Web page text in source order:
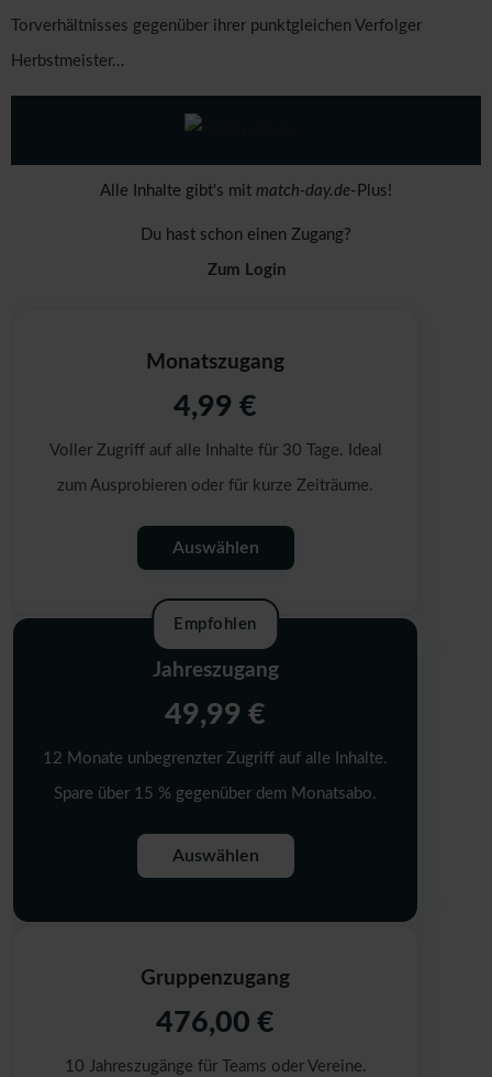
Torverhältnisses gegenüber ihrer punktgleichen Verfolger
Herbstmeister…
Alle Inhalte gibt's mit match-day.de-Plus!
Du hast schon einen Zugang?
Zum Login
Monatszugang
4,99 €
Voller Zugriff auf alle Inhalte für 30 Tage. Ideal
zum Ausprobieren oder für kurze Zeiträume.
Auswählen
Empfohlen
Jahreszugang
49,99 €
12 Monate unbegrenzter Zugriff auf alle Inhalte.
Spare über 15 % gegenüber dem Monatsabo.
Auswählen
Gruppenzugang
476,00 €
10 Jahreszugänge für Teams oder Vereine.